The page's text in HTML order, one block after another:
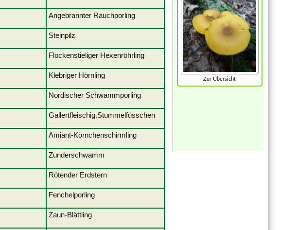
Angebrannter Rauchporling
Steinpilz
Flockenstieliger Hexenröhrling
Klebriger Hörnling
Nordischer Schwammporling
Gallertfleischig.Stummelfüsschen
Amiant-Körnchenschirmling
Zunderschwamm
Rötender Erdstern
Fenchelporling
Zaun-Blättling
Zur Übersicht